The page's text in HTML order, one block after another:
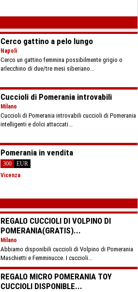
Cerco gattino a pelo lungo
Napoli
Cerco un gattino femmina possibilmente grigio o
arlecchino di due/tre mesi siberiano...
Cuccioli di Pomerania introvabili
Milano
Cuccioli di Pomerania introvabili cuccioli di Pomerania
intelligenti e dolci attaccati...
Pomerania in vendita
300
EUR
Vicenza
REGALO CUCCIOLI DI VOLPINO DI
POMERANIA(GRATIS)...
Milano
Abbiamo disponibili cuccioli di Volpino di Pomerania
Maschietti e Femminucce. I cuccioli...
REGALO MICRO POMERANIA TOY
CUCCIOLI DISPONIBLE...